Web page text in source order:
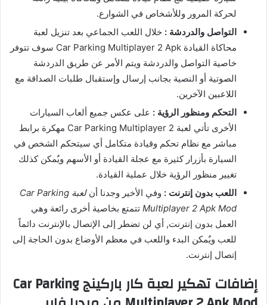
لحركة المرور وللأشخاص في الشوارع.
التواصل والدردشة : خلال اللعب الجماعي بعد تنزيل لعبة
محاكاة القيادة Car Parking Multiplayer 2 Apk سوف تتوفر
خاصية التواصل والدردشة ويتم الأمر عن طريق الدردشة
الصوتية أو النصية بجانب إرسال وإستقبال طلبات الصداقة مع
اللاعبين الآخرين.
التحكم ومنظور الرؤية : على عكس جميع ألعاب السيارات
الأخرى تأتي لعبة Car Parking Multiplayer 2 مهكرة برابط
مباشر مع نظام تحكم وقيادة متكامل أي سيتحكم الشخص في
السيارة بأزرار كثيرة مع عجلة القيادة أو الأسهم ويٌمكن كذلك
تغيير منظور الرؤية خلال عملية القيادة.
اللعب بدون إنترنت : وفي الأخير وجدنا أن
لعبة Car Parking
Multiplayer 2 Apk Mod تتمتع بخاصية أخرى رائعة وهي
العمل بدون إنترنت, أي لن تضطر إلى الإتصال بالإنترنت دائماً
للعب ويٌمكن البدء واللعب في معظم الأوضاع بدون الحاجة إلى
إتصال إنترنت.
إضافات تهكير لعبة كار باركينج Car Parking